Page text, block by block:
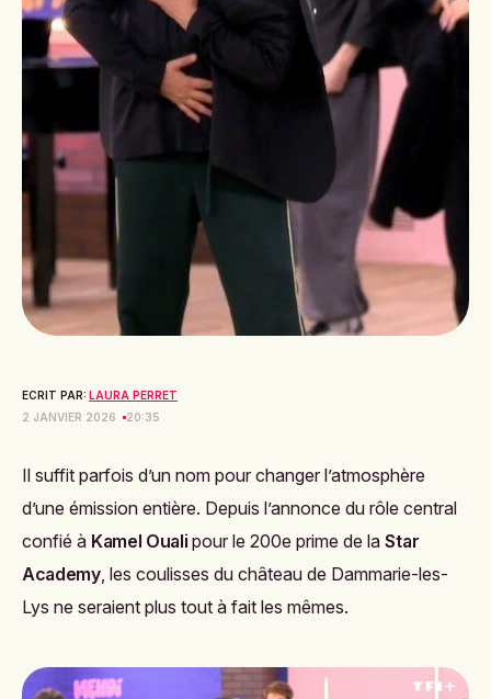
ECRIT PAR: LAURA PERRET
2 JANVIER 2026
20:35
Il suffit parfois d’un nom pour changer l’atmosphère
d’une émission entière. Depuis l’annonce du rôle central
confié à Kamel Ouali pour le 200e prime de laStar
Academy, les coulisses du château de Dammarie-les-
Lys ne seraient plus tout à fait les mêmes.